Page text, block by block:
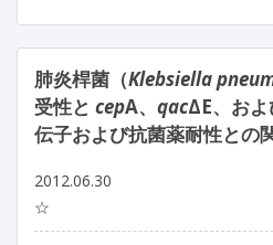
肺炎桿菌（Klebsiella
受性と cepA、 qacΔE、お
伝子および抗菌薬耐性との
2012.06.30
☆